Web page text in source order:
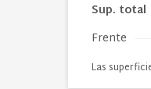
Sup. total
Frente
Las